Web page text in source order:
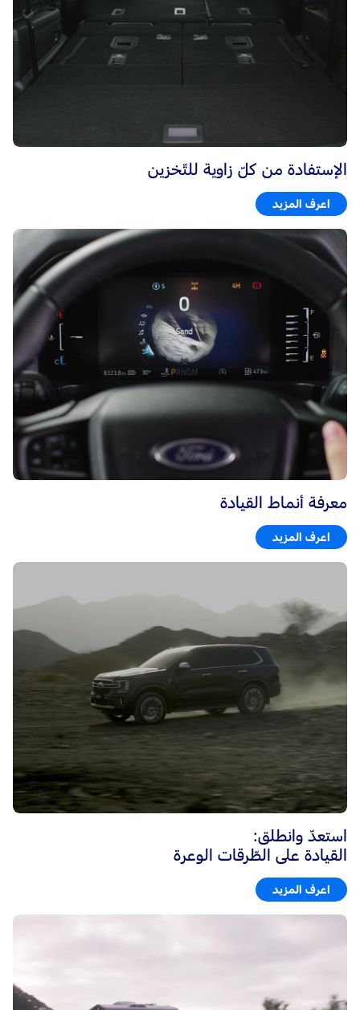
الإستفادة من كلّ زاوية للتّخزين
اعرف المزيد
معرفة أنماط القيادة
اعرف المزيد
استعدّ وانطلق:
القيادة على الطّرقات الوعرة
اعرف المزيد